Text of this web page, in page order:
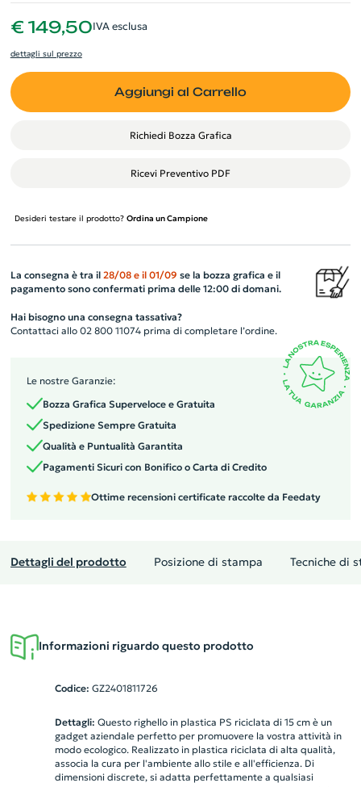
€ 149,50IVA esclusa
dettagli sul prezzo
Aggiungi al Carrello
Richiedi Bozza Grafica
Ricevi Preventivo PDF
Desideri testare il prodotto? Ordina un Campione
La consegna è tra il 28/08 e il 01/09 se la bozza grafica e il
pagamento sono confermati prima delle 12:00 di domani.
Hai bisogno una consegna tassativa?
Contattaci allo 02 800 11074 prima di completare l’ordine.
Le nostre Garanzie:
Bozza Grafica Superveloce e Gratuita
Spedizione Sempre Gratuita
Qualità e Puntualità Garantita
Pagamenti Sicuri con Bonifico o Carta di Credito
Ottime recensioni certificate raccolte da Feedaty
Dettagli del prodotto Posizione di stampa Tecniche di
Informazioni riguardo questo prodotto
Codice: GZ2401811726
Dettagli: Questo righello in plastica PS riciclata di 15 cm è un
gadget aziendale perfetto per promuovere la vostra attività in
modo ecologico. Realizzato in plastica riciclata di alta qualità,
associa la cura per l'ambiente allo stile e all'efficienza. Di
dimensioni discrete, si adatta perfettamente a qualsiasi